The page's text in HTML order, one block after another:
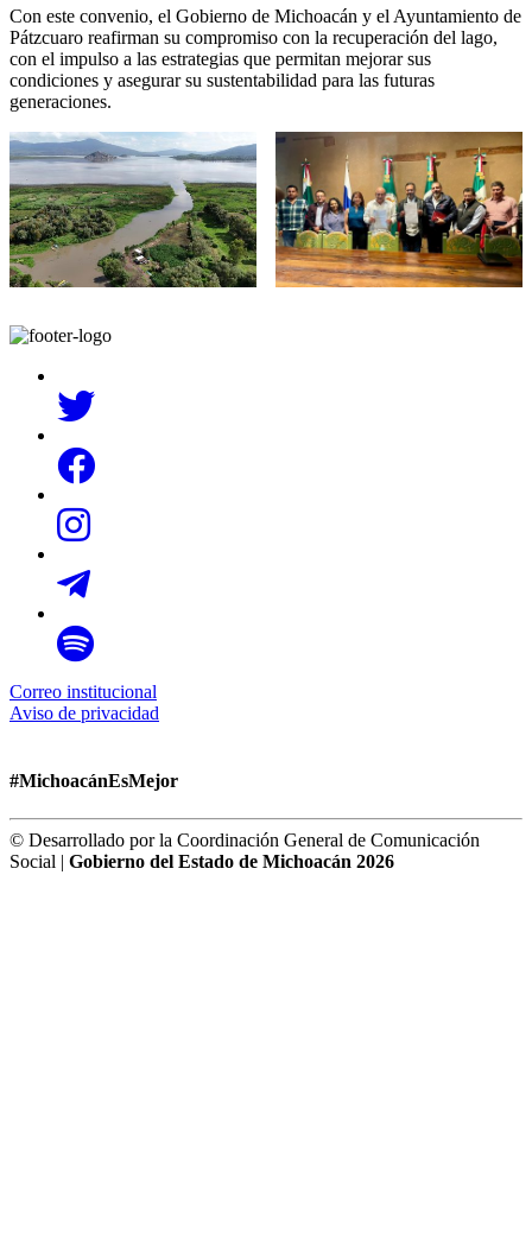
Con este convenio, el Gobierno de Michoacán y el Ayuntamiento de
Pátzcuaro reafirman su compromiso con la recuperación del lago,
con el impulso a las estrategias que permitan mejorar sus
condiciones y asegurar su sustentabilidad para las futuras
generaciones.
Correo institucional
Aviso de privacidad
#MichoacánEsMejor
© Desarrollado por la Coordinación General de Comunicación
Social | Gobierno del Estado de Michoacán 2026